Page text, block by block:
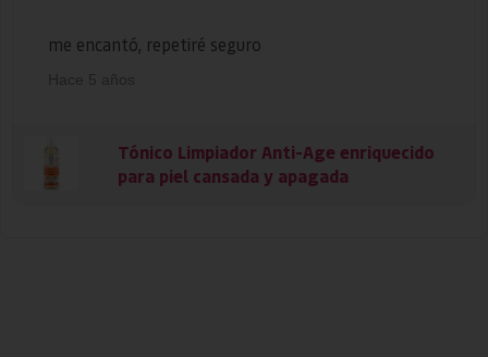
me encantó, repetiré seguro
Hace 5 años
Tónico Limpiador Anti-Age enriquecido
para piel cansada y apagada